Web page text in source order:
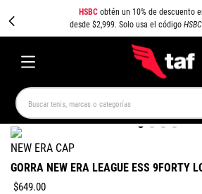
HSBCobtén un 10% de descuento
desde $2,999. Solo usa el código
Buscar tenis, marcas o categorías
NEW ERA CAP
GORRA NEW ERA LEAGUE ESS 9FORTY
$649.00
TÉRMINOS MÁS BUSCADOS
NEW BALANCE
SPEEDCAT